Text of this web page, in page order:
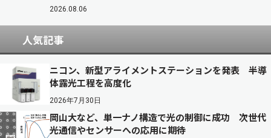
2026.08.06
人気記事
ニコン、新型アライメントステーションを発表 半導
体露光工程を高度化
2026年7月30日
岡山大など、単一ナノ構造で光の制御に成功 次世代
光通信やセンサーへの応用に期待